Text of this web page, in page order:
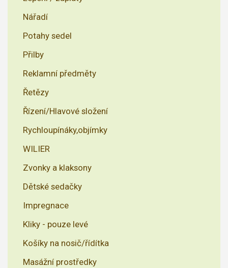
Nářadí
Potahy sedel
Přilby
Reklamní předměty
Řetězy
Řízení/Hlavové složení
Rychloupínáky,objímky
WILIER
Zvonky a klaksony
Dětské sedačky
Impregnace
Kliky - pouze levé
Košíky na nosič/řídítka
Masážní prostředky